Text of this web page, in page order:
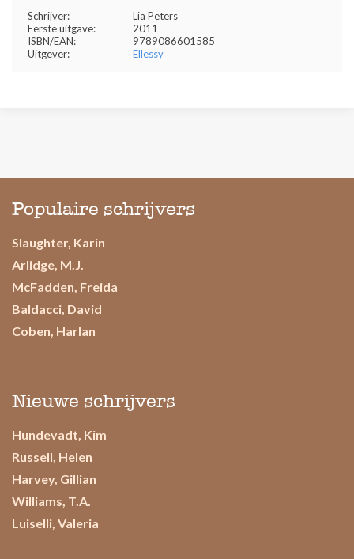
Schrijver:
Lia Peters
Eerste uitgave:
2011
ISBN/EAN:
9789086601585
Uitgever:
Ellessy
Populaire schrijvers
Slaughter, Karin
Arlidge, M.J.
McFadden, Freida
Baldacci, David
Coben, Harlan
Nieuwe schrijvers
Hundevadt, Kim
Russell, Helen
Harvey, Gillian
Williams, T.A.
Luiselli, Valeria